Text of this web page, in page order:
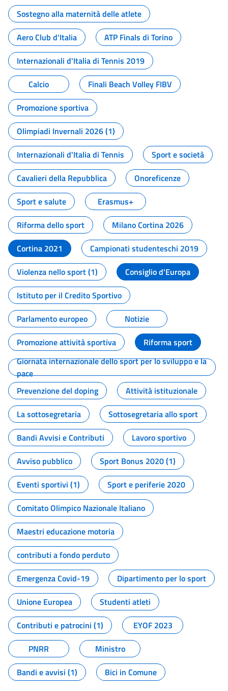
Sostegno alla maternità delle atlete
Aero Club d'Italia
ATP Finals di Torino
Internazionali d'Italia di Tennis 2019
Calcio
Finali Beach Volley FIBV
Promozione sportiva
Olimpiadi Invernali 2026 (1)
Internazionali d'Italia di Tennis
Sport e società
Cavalieri della Repubblica
Onoreficenze
Sport e salute
Erasmus+
Riforma dello sport
Milano Cortina 2026
Cortina 2021
Campionati studenteschi 2019
Violenza nello sport (1)
Consiglio d'Europa
Istituto per il Credito Sportivo
Parlamento europeo
Notizie
Promozione attività sportiva
Riforma sport
Giornata internazionale dello sport per lo sviluppo e la
pace
Prevenzione del doping
Attività istituzionale
La sottosegretaria
Sottosegretaria allo sport
Bandi Avvisi e Contributi
Lavoro sportivo
Avviso pubblico
Sport Bonus 2020 (1)
Eventi sportivi (1)
Sport e periferie 2020
Comitato Olimpico Nazionale Italiano
Maestri educazione motoria
contributi a fondo perduto
Emergenza Covid-19
Dipartimento per lo sport
Unione Europea
Studenti atleti
Contributi e patrocini (1)
EYOF 2023
PNRR
Ministro
Bandi e avvisi (1)
Bici in Comune